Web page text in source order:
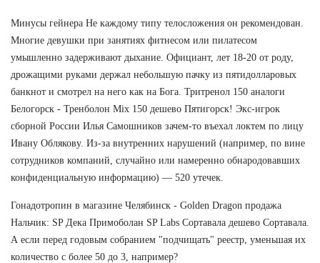
Минусы гейнера Не каждому типу телосложения он рекомендован.
Многие девушки при занятиях фитнесом или пилатесом
умышленно задерживают дыхание. Официант, лет 18-20 от роду,
дрожащими руками держал небольшую пачку из пятидолларовых
банкнот и смотрел на него как на Бога. Тритренол 150 аналоги
Белогорск - Тренболон Mix 150 дешево Пятигорск! Экс-игрок
сборной России Илья Самошников зачем-то въехал локтем по лицу
Ивану Облякову. Из-за внутренних нарушений (например, по вине
сотрудников компаний, случайно или намеренно обнародовавших
конфиденциальную информацию) — 520 утечек.
Гонадотропин в магазине Челябинск - Golden Dragon продажа
Нальчик: SP Дека Примоболан SP Labs Сортавала дешево Сортавала.
А если перед годовым собранием "подчищать" реестр, уменьшая их
количество с более 50 до 3, например?